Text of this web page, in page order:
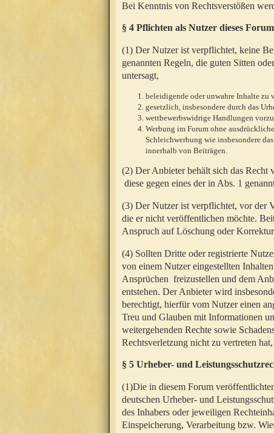
Bei Kenntnis von Rechtsverstößen
§ 4 Pflichten als Nutzer dieses
(1) Der Nutzer ist verpflichtet, keine
genannten Regeln, die guten Sitten
untersagt,
beleidigende oder unwahre Inhalte zu
gesetzlich, insbesondere durch das
wettbewerbswidrige Handlungen
Werbung im Forum ohne
Schleichwerbung wie insbesondere
innerhalb von Beiträgen.
(2) Der Anbieter behält sich das Recht
diese gegen eines der in Abs. 1
(3) Der Nutzer ist verpflichtet, vor der
die er nicht veröffentlichen möchte.
Anspruch auf Löschung oder
(4) Sollten Dritte oder registrierte
von einem Nutzer eingestellten
Ansprüchen freizustellen und dem
entstehen. Der Anbieter wird
berechtigt, hierfür vom Nutzer einen
Treu und Glauben mit Informationen
weitergehenden Rechte sowie
Rechtsverletzung nicht zu vertreten
§ 5 Urheber- und
(1)Die in diesem Forum
deutschen Urheber- und
des Inhabers oder jeweiligen
Einspeicherung, Verarbeitung bzw.